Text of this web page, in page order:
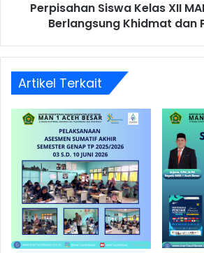
Perpisahan Siswa Kelas XII
Berlangsung Khidmat dan
Artikel Terkait